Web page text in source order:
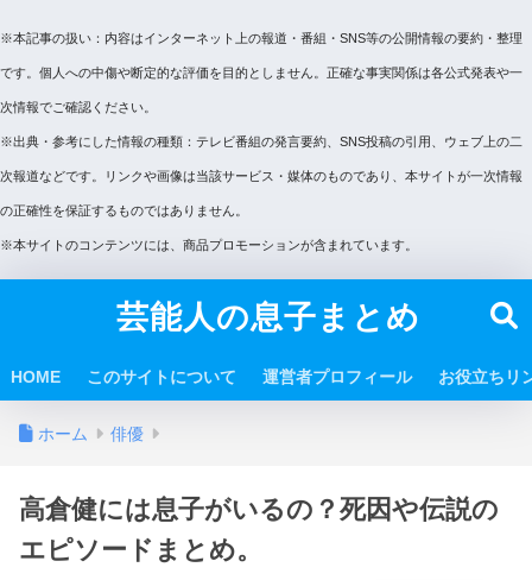
※本記事の扱い：内容はインターネット上の報道・番組・SNS等の公開情報の要約・整理
です。個人への中傷や断定的な評価を目的としません。正確な事実関係は各公式発表や一
次情報でご確認ください。
※出典・参考にした情報の種類：テレビ番組の発言要約、SNS投稿の引用、ウェブ上の二
次報道などです。リンクや画像は当該サービス・媒体のものであり、本サイトが一次情報
の正確性を保証するものではありません。
※本サイトのコンテンツには、商品プロモーションが含まれています。
芸能人の息子まとめ
HOME このサイトについて 運営者プロフィール お役立ちリ
ホーム 俳優
高倉健には息子がいるの？死因や伝説の
エピソードまとめ。